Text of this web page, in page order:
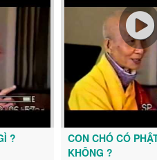
?
CON CHÓ CÓ
KHÔNG ?